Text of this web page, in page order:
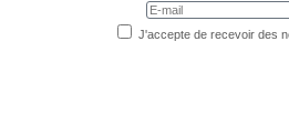
J'accepte de recevoir des